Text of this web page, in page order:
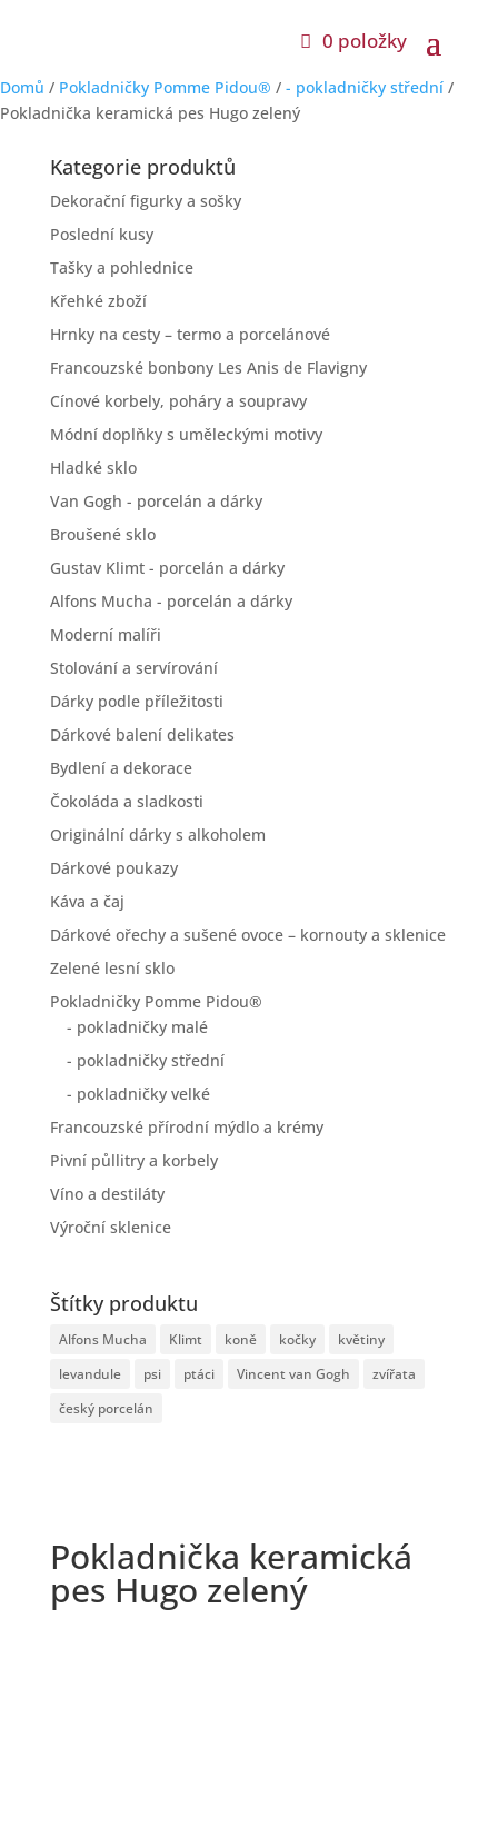
0 položky
Domů / Pokladničky Pomme Pidou® / - pokladničky střední /
Pokladnička keramická pes Hugo zelený
Kategorie produktů
Dekorační figurky a sošky
Poslední kusy
Tašky a pohlednice
Křehké zboží
Hrnky na cesty – termo a porcelánové
Francouzské bonbony Les Anis de Flavigny
Cínové korbely, poháry a soupravy
Módní doplňky s uměleckými motivy
Hladké sklo
Van Gogh - porcelán a dárky
Broušené sklo
Gustav Klimt - porcelán a dárky
Alfons Mucha - porcelán a dárky
Moderní malíři
Stolování a servírování
Dárky podle příležitosti
Dárkové balení delikates
Bydlení a dekorace
Čokoláda a sladkosti
Originální dárky s alkoholem
Dárkové poukazy
Káva a čaj
Dárkové ořechy a sušené ovoce – kornouty a sklenice
Zelené lesní sklo
Pokladničky Pomme Pidou®
- pokladničky malé
- pokladničky střední
- pokladničky velké
Francouzské přírodní mýdlo a krémy
Pivní půllitry a korbely
Víno a destiláty
Výroční sklenice
Štítky produktu
Alfons Mucha Klimt koně kočky
květiny
levandule
psi ptáci Vincent van Gogh
zvířata
český porcelán
Pokladnička keramická
pes Hugo zelený